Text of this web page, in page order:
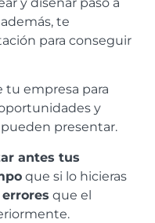
te
para conseguir
tu empresa para
y
presentar.
antes tus
que si lo hicieras
que el